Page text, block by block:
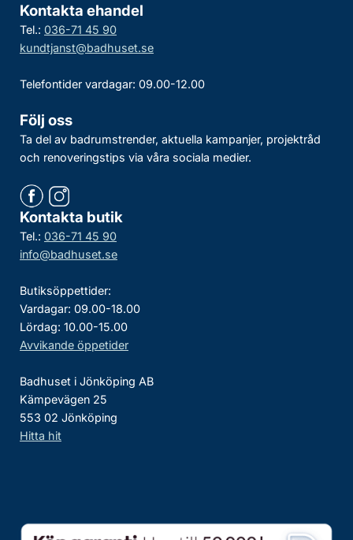
Kontakta ehandel
Tel.: 036-71 45 90
kundtjanst@badhuset.se
Telefontider vardagar: 09.00-12.00
Följ oss
Ta del av badrumstrender, aktuella kampanjer, projektråd
och renoveringstips via våra sociala medier.
Kontakta butik
Tel.: 036-71 45 90
info@badhuset.se
Butiksöppettider:
Vardagar: 09.00-18.00
Lördag: 10.00-15.00
Avvikande öppetider
Badhuset i Jönköping AB
Kämpevägen 25
553 02 Jönköping
Hitta hit